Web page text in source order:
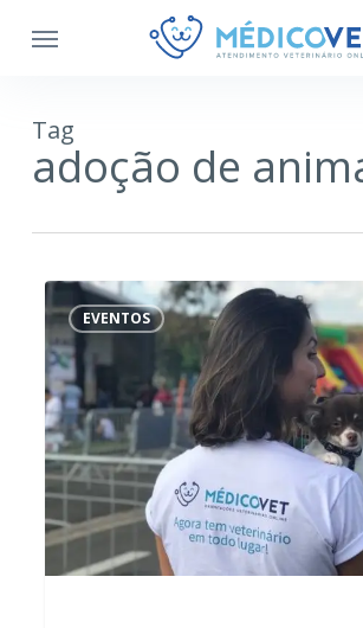
Tag
adoção de
MédicoVet
recebe
2
mil
pessoas
no
Parada
Pet
EVENTOS